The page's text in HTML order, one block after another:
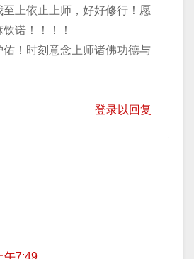
上依止上师，好好修行！愿
诺！！！！
！时刻意念上师诸佛功德与
登录以回复